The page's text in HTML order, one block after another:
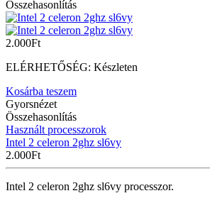
Összehasonlítás
2.000Ft
ELÉRHETŐSÉG: Készleten
Kosárba teszem
Gyorsnézet
Összehasonlítás
Használt processzorok
Intel 2 celeron 2ghz sl6vy
2.000Ft
Intel 2 celeron 2ghz sl6vy processzor.